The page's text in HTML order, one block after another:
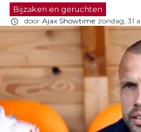
Bijzaken en geruchten
door Ajax Showtime zondag, 31